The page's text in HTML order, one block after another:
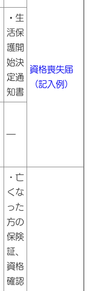
資格喪失届
（記入例）
・ 生
活保
護開
始決
定通
知書
―
・亡
くな
った
方の
保険
証、
資格
確認